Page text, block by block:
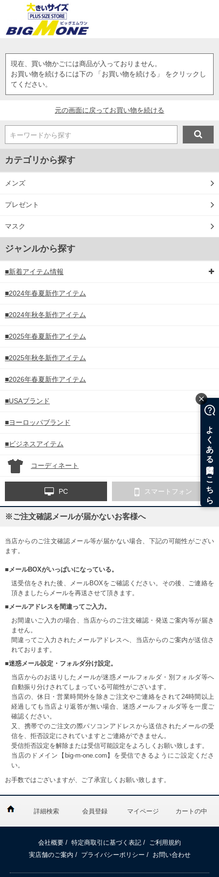
現在、買い物かごには商品が入っておりません。
お買い物を続けるには下の 「お買い物を続ける」 をクリックし
てください。
元の画面に戻ってお買い物を続ける
キーワードから探す
カテゴリから探す
メンズ
プレゼント
マスク
ジャンルから探す
■新着アイテム情報
■2024年春夏新作アイテム
■2024年秋冬新作アイテム
■2025年春夏新作アイテム
■2025年秋冬新作アイテム
■2026年春夏新作アイテム
■USAブランド
■ヨーロッパブランド
■ビジネスアイテム
コーディネート
PC スマートフォン
※ご注文確認メールが届かないお客様へ
当店からのご注文確認メール等が届かない場合、下記の可能性がござい
ます。
■メールBOXがいっぱいになっている。
送受信をされた後、メールBOXをご確認ください。その後、ご連絡を
頂きましたらメールを再送させて頂きます。
■メールアドレスを間違ってご入力。
お間違いご入力の場合、当店からのご注文確認・発送ご案内等が届き
ません。
間違ってご入力されたメールアドレスへ、当店からのご案内が送信さ
れております。
■迷惑メール設定・フォルダ分け設定。
当店からのお送りしたメールが迷惑メールフォルダ・別フォルダ等へ
自動振り分けされてしまっている可能性がございます。
当店の、休日・営業時間外を除きご注文やご連絡をされて24時間以上
経過しても当店より返答が無い場合、迷惑メールフォルダ等を一度ご
確認ください。
又、携帯でのご注文の際パソコンアドレスから送信されたメールの受
信を、拒否設定にされていますとご連絡ができません。
受信拒否設定を解除または受信可能設定をよろしくお願い致します。
当店のドメイン【big-m-one.com】を受信できるようにご設定くださ
い。
お手数ではございますが、ご了承宜しくお願い致します。
詳細検索 会員登録 マイページ カートの中
会社概要 / 特定商取引に基づく表記 /
ご利用規約
実店舗のご案内 / プライバシーポリシー / お問い合わせ